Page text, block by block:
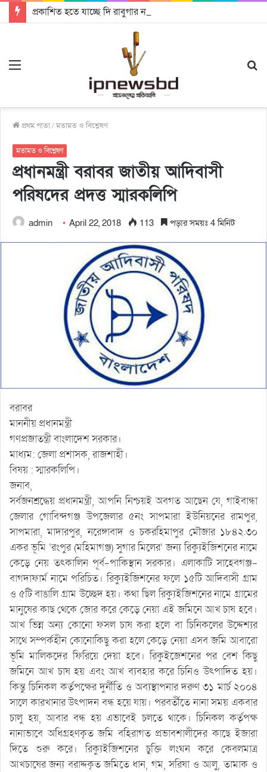
প্রকাশিত হতে যাচ্ছে দি রাবুগার নতুন গান ‘Baljanggi’
প্রথম পাতা/মতামত ও বিশ্লেষণ
মতামত ও বিশ্লেষণ
প্রধানমন্ত্রী বরাবর জাতীয় আদিবাসী
পরিষদের প্রদত্ত স্মারকলিপি
admin April 22, 2018 113 পড়ার সময়ঃ 4 মিনিট
বরাবর
মাননীয় প্রধানমন্ত্রী
গণপ্রজাতন্ত্রী বাংলাদেশ সরকার।
মাধ্যম: জেলা প্রশাসক, রাজশাহী।
বিষয় : স্মারকলিপি।
জনাব,
সর্বজনশ্রদ্ধেয় প্রধানমন্ত্রী, আপনি নিশ্চয়ই অবগত আছেন যে, গাইবান্ধা
জেলার গোবিন্দগঞ্জ উপজেলার ৫নং সাপমারা ইউনিয়নের রামপুর,
সাপমারা, মাদারপুর, নরেঙ্গাবাদ ও চকরহিমাপুর মৌজার ১৮৪২.৩০
একর ভূমি ‘রংপুর (মহিমাগঞ্জ) সুগার মিলের’ জন্য রিক্যুইজিশনের নামে
কেড়ে নেয় তৎকালিন পূর্ব-পাকিস্থান সরকার। এলাকাটি সাহেবগঞ্জ-
বাগদাফার্ম নামে পরিচিত। রিক্যুইজিশনের ফলে ১৫টি আদিবাসী গ্রাম
ও ৫টি বাঙালি গ্রাম উচ্ছেদ হয়। কথা ছিল রিক্যুইজিশনের নামে গ্রামের
মানুষের কাছ থেকে জোর করে কেড়ে নেয়া এই জমিনে আখ চাষ হবে।
আখ ভিন্ন অন্য কোনো ফসল চাষ করা হলে বা চিনিকলের উদ্দেশ্যর
সাথে সম্পর্কহীন কোনোকিছু করা হলে কেড়ে নেয়া এসব জমি আবারো
ভূমি মালিকদের ফিরিয়ে দেয়া হবে। রিকুইজেশনের পর বেশ কিছু
জমিনে আখ চাষ হয় এবং আখ ব্যবহার করে চিনিও উৎপাদিত হয়।
কিন্তু চিনিকল কর্তৃপক্ষের দুর্নীতি ও অব্যস্থাপনার দরুণ ৩১ মার্চ ২০০৪
সালে কারখানার উৎপাদন বন্ধ হয়ে যায়। পরবর্তীতে নানা সময় একবার
চালু হয়, আবার বন্ধ হয় এভাবেই চলতে থাকে। চিনিকল কর্তৃপক্ষ
নানাভাবে অধিগ্রহণকৃত জমি বহিরাগত প্রভাবশালীদের কাছে ইজারা
দিতে শুরু করে। রিক্যুইজিশনের চুক্তি লংঘন করে কেবলমাত্র
আখচাষের জন্য বরাদ্দকৃত জমিতে ধান, গম, সরিষা ও আলু, তামাক ও